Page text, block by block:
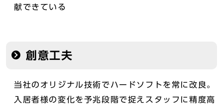
献できている
創意工夫
当社のオリジナル技術でハードソフトを常に改良。
入居者様の変化を予兆段階で捉えスタッフに精度高